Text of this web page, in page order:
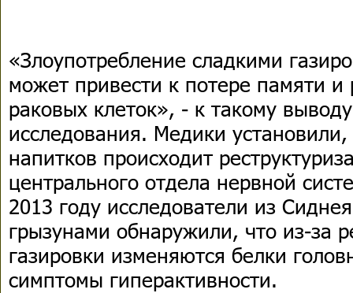
«Злоупотребление сладкими
может привести к потере памяти и
раковых клеток», - к такому
исследования. Медики
напитков происходит
центрального отдела нервной
2013 году исследователи из
грызунами обнаружили, что из-за
газировки изменяются белки
симптомы гиперактивности.